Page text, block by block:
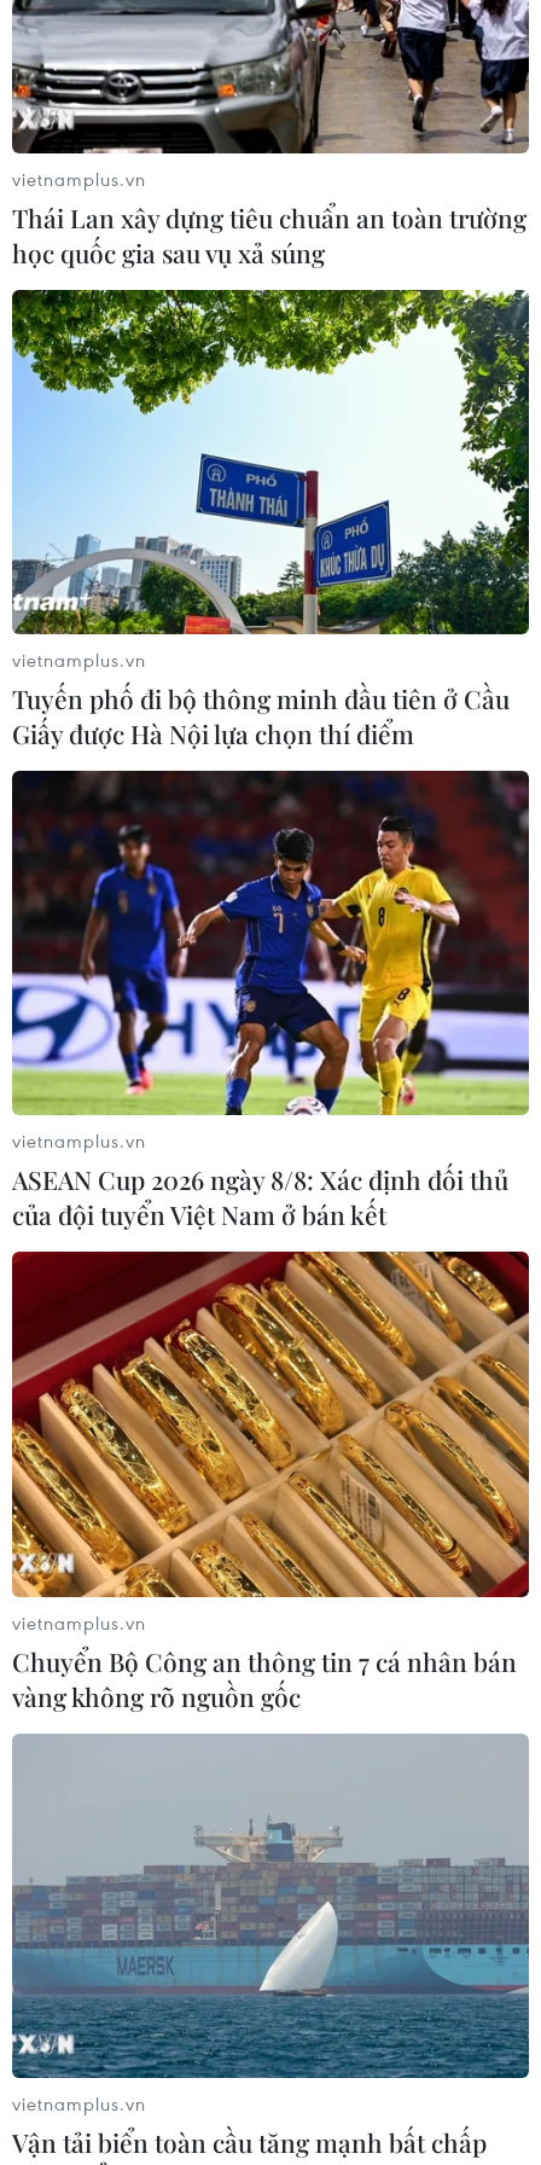
TIN CÙNG CHUYÊN MỤC
Mưa lớn gây ngập cục bộ, chia cắt
một số khu vực miền núi Quảng Trị
09/08/2026 04:35
Bão Dolphin gây ảnh hưởng diện
vietnamplus.vn
Thái Lan xây dựng tiêu chuẩn an toàn trường
học quốc gia sau vụ xả súng
vietnamplus.vn
Tuyến phố đi bộ thông minh đầu tiên ở Cầu
Giấy được Hà Nội lựa chọn thí điểm
vietnamplus.vn
ASEAN Cup 2026 ngày 8/8: Xác định đối thủ
của đội tuyển Việt Nam ở bán kết
vietnamplus.vn
Chuyển Bộ Công an thông tin 7 cá nhân bán
vàng không rõ nguồn gốc
vietnamplus.vn
Vận tải biển toàn cầu tăng mạnh bất chấp